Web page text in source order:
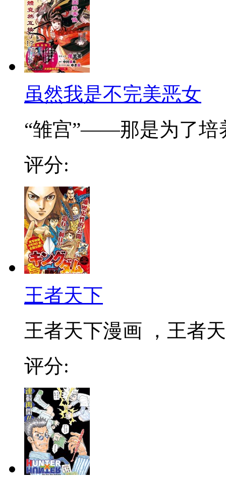
虽然我是不完美恶女
“雏宫”——那是为了培
评分:
王者天下
王者天下漫画 ，王者
评分: